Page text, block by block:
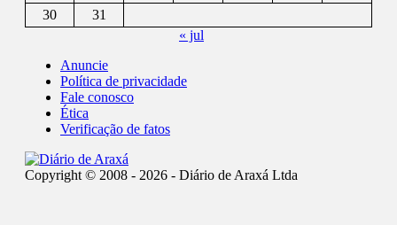
30
31
« jul
Anuncie
Política de privacidade
Fale conosco
Ética
Verificação de fatos
Copyright © 2008 - 2026 - Diário de Araxá Ltda